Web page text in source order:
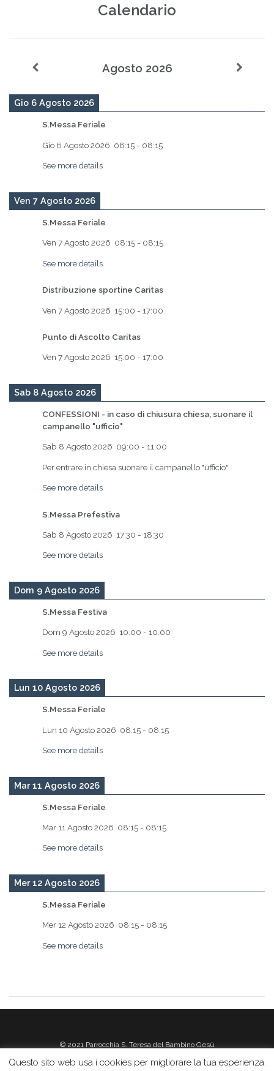
Calendario
Agosto 2026
Gio 6 Agosto 2026
S.Messa Feriale
Gio 6 Agosto 2026 08:15 - 08:15
See more details
Ven 7 Agosto 2026
S.Messa Feriale
Ven 7 Agosto 2026 08:15 - 08:15
See more details
Distribuzione sportine Caritas
Ven 7 Agosto 2026 15:00 - 17:00
Punto di Ascolto Caritas
Ven 7 Agosto 2026 15:00 - 17:00
Sab 8 Agosto 2026
CONFESSIONI - in caso di chiusura chiesa, suonare il
campanello "ufficio"
Sab 8 Agosto 2026 09:00 - 11:00
Per entrare in chiesa suonare il campanello "ufficio"
See more details
S.Messa Prefestiva
Sab 8 Agosto 2026 17:30 - 18:30
See more details
Dom 9 Agosto 2026
S.Messa Festiva
Dom 9 Agosto 2026 10:00 - 10:00
See more details
Lun 10 Agosto 2026
S.Messa Feriale
Lun 10 Agosto 2026 08:15 - 08:15
See more details
Mar 11 Agosto 2026
S.Messa Feriale
Mar 11 Agosto 2026 08:15 - 08:15
See more details
Mer 12 Agosto 2026
S.Messa Feriale
Mer 12 Agosto 2026 08:15 - 08:15
See more details
© 2021 Parrocchia S. Teresa del Bambino Gesù
Questo sito web usa i cookies per migliorare la tua esperienza.